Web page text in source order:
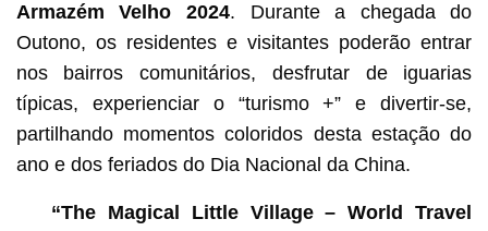
Armazém Velho 2024. Durante a chegada do
Outono, os residentes e visitantes poderão entrar
nos bairros comunitários, desfrutar de iguarias
típicas, experienciar o “turismo +” e divertir-se,
partilhando momentos coloridos desta estação do
ano e dos feriados do Dia Nacional da China.
“The Magical Little Village – World Travel